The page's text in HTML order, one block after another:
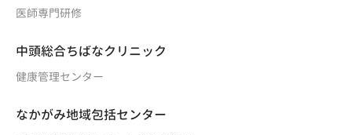
医師専門研修
中頭総合ちばなクリニック
健康管理センター
なかがみ地域包括センター